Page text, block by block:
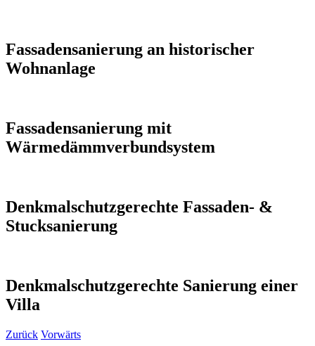
Fassadensanierung an historischer
Wohnanlage
Fassadensanierung mit
Wärmedämmverbundsystem
Denkmalschutzgerechte Fassaden- &
Stucksanierung
Denkmalschutzgerechte Sanierung einer
Villa
Zurück Vorwärts